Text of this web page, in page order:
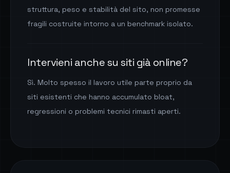
struttura, peso e stabilità del sito, non promesse
fragili costruite intorno a un benchmark isolato.
Intervieni anche su siti già online?
Sì. Molto spesso il lavoro utile parte proprio da
siti esistenti che hanno accumulato bloat,
regressioni o problemi tecnici rimasti aperti.